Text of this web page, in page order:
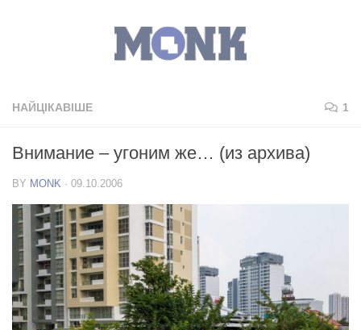
НАЙЦІКАВІШЕ 1
Внимание – угоним же… (из архива)
BY MONK · 09.10.2006